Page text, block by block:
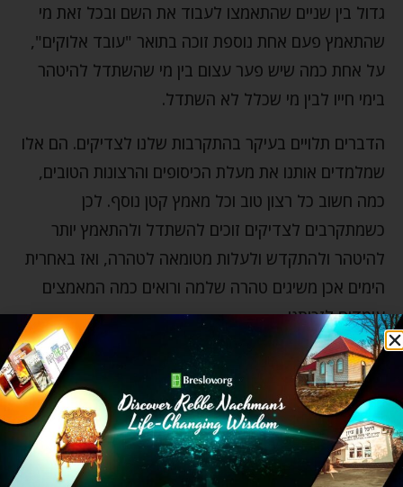
גדול בין שניים שהתאמצו לעבוד את השם ובכל זאת מי
שהתאמץ פעם אחת נוספת זוכה בתואר "עובד אלוקים",
על אחת כמה שיש פער עצום בין מי שהשתדל להיטהר
בימי חייו לבין מי שכלל לא השתדל.
הדברים תלויים בעיקר בהתקרבות שלנו לצדיקים. הם אלו
שמלמדים אותנו את מעלת הכיסופים והרצונות הטובים,
כמה חשוב כל רצון טוב וכל מאמץ קטן נוסף. לכן
כשמתקרבים לצדיקים זוכים להשתדל ולהתאמץ יותר
להיטהר ולהתקדש ולעלות מטומאה לטהרה, ואז באחרית
הימים אכן משיגים טהרה שלמה ורואים כמה המאמצים
עומדים לזכותנו.
זו הסיבה שהתורה אומרת: "ובא השמש וטהר ואחר יאכל
מן הקדשים", כי כאמור אין שום השוואה בין מי שלא טבל
לטהרתו – כלומר לא התאמץ להיטהר בימי חייו ושמשו
שקעה, לבין מי שטבל לטהרתו – כלומר, התאמץ להיטהר
למרות שהוא לא זכה לכך בשלמות בימי חייו. בסופו של